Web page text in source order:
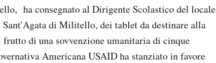
ha consegnato al Dirigente Scolastico del locale
di Militello, dei tablet da destinare alla
di una sovvenzione umanitaria di cinque
Americana USAID ha stanziato in favore